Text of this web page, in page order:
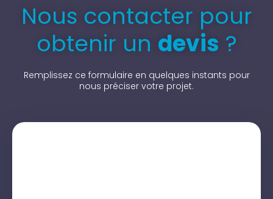
Nous contacter pour
obtenir un devis ?
Remplissez ce formulaire en quelques instants pour
nous préciser votre projet.